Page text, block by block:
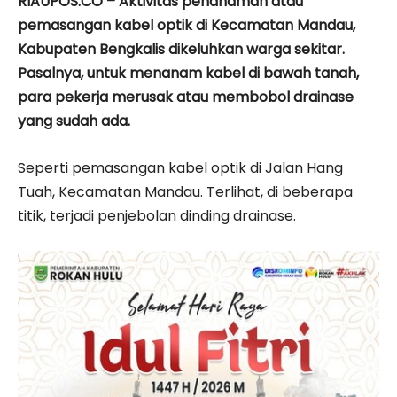
pemasangan kabel optik di Kecamatan Mandau,
Kabupaten Bengkalis dikeluhkan warga sekitar.
Pasalnya, untuk menanam kabel di bawah tanah,
para pekerja merusak atau membobol drainase
yang sudah ada.
Seperti pemasangan kabel optik di Jalan Hang
Tuah, Kecamatan Mandau. Terlihat, di beberapa
titik, terjadi penjebolan dinding drainase.